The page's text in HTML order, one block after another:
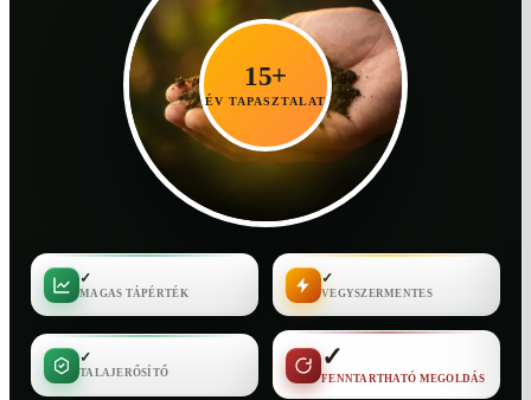
15+
ÉV TAPASZTALAT
✓
MAGAS TÁPÉRTÉK
✓
VEGYSZERMENTES
✓
TALAJERŐSÍTŐ
✓
FENNTARTHATÓ MEGOLDÁS